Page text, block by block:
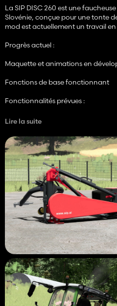
La SIP DISC 260 est une
Slovénie, conçue pour une tonte
mod est actuellement un travail en
Progrès actuel :
Maquette et animations en
Fonctions de base fonctionnant
Fonctionnalités prévues :
Animations réalistes et prise de
Usure, saleté et décalcomanies
Configurations facultatives
⚠ WIP – les visuels et les
la sortie.
Lire la suite